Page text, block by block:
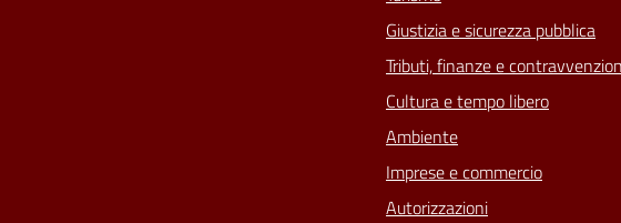
Giustizia e sicurezza pubblica
Tributi, finanze e
Cultura e tempo libero
Ambiente
Imprese e commercio
Autorizzazioni